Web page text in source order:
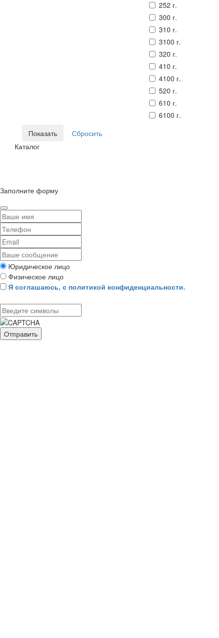
252 г.
300 г.
310 г.
3100 г.
320 г.
410 г.
4100 г.
520 г.
610 г.
6100 г.
Каталог
Заполните форму
Юридическое лицо
Физическое лицо
Я соглашаюсь, с политикой конфиденциальности.